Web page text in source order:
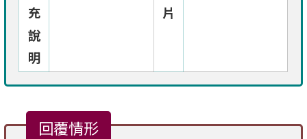
充
說
明
片
回覆情形